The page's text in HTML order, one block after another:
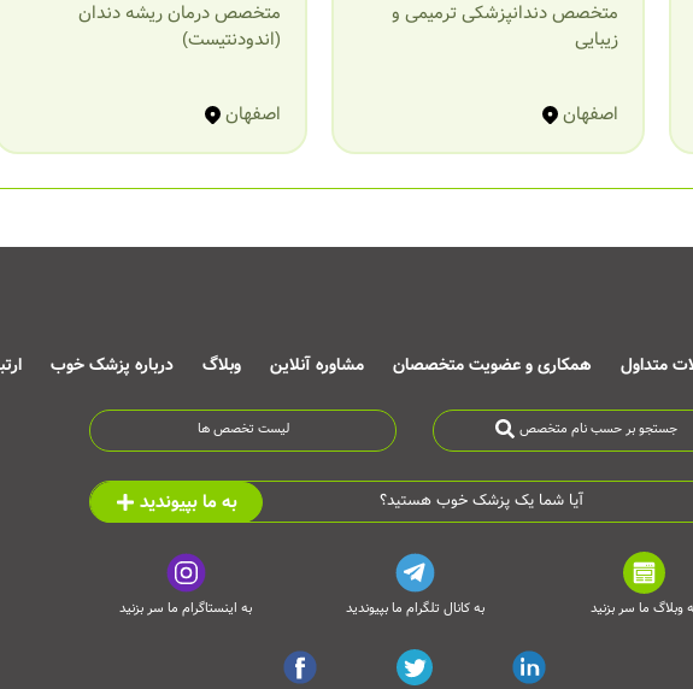
متخصص دندانپزشکی ترمیمی و
زیبایی
اصفهان
متخصص درمان ریشه دندان
(اندودنتیست)
اصفهان
متداول همکاری و عضویت متخصصان مشاوره آنلاین وبلاگ درباره پزشک خوب
جستجو بر حسب نام متخصص لیست تخصص ها
آیا شما یک پزشک خوب هستید؟ به ما بپیوندید
وبلاگ ما سر بزنید به کانال تلگرام ما بپیوندید به اینستاگرام ما سر بزنید